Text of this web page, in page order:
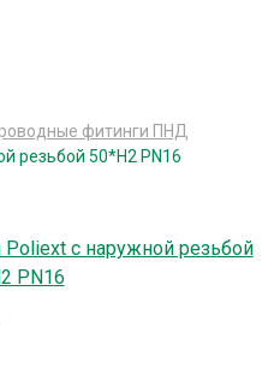
фитинги ПНД
резьбой 50*Н2 PN16